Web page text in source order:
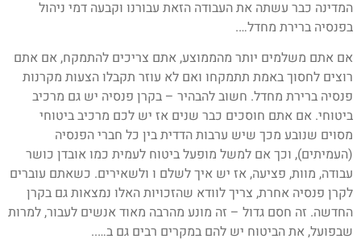
המדינה כבר עשתה את העבודה הזאת עבורנו וקבעה דמי ניהול
בפנסיה ברירת מחדל….
אם אתם משלמים יותר מהממוצע, אתם צריכים להתמקח, אם אתם
רוצים לחסוך באמת תתמקחו ואם לא עוזר תקבלו הצעות מקרנות
פנסיה ברירת מחדל. חשוב להבהיר – בקרן פנסיה יש גם מרכיב
ביטוחי. אם אתם חוסכים כבר שנים אז יש לכם מרכיב ביטוחי
מסוים שנובע מכך שיש ערבות הדדית בין כל חברי הפנסיה
(העמיתים), וכך אם למשל מופעל ביטוח לעמית כמו אובדן כושר
עבודה, מוות, פציעה, אז יש איך לשלם ו ולשאירים. כשאתם עוברים
לקרן פנסיה אחרת, צריך לוודא שהזכויות האלו נמצאות גם בקרן
החדשה. זה חסם גדול – זה מונע מהרבה מאוד אנשים לעבור, למרות
שבפועל, את הביטוח יש להם במקרים רבים גם ב…..